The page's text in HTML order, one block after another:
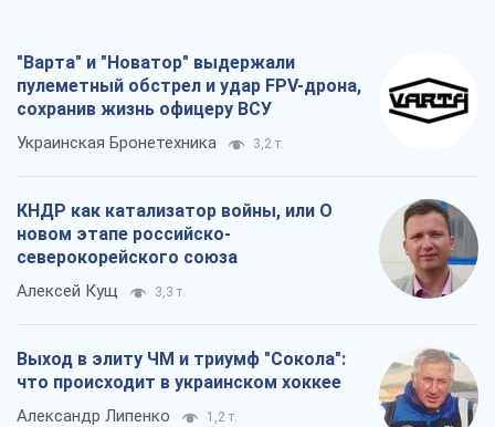
"Варта" и "Новатор" выдержали
пулеметный обстрел и удар FPV-дрона,
сохранив жизнь офицеру ВСУ
Украинская Бронетехника 3,2 т.
КНДР как катализатор войны, или О
новом этапе российско-
северокорейского союза
Алексей Кущ 3,3 т.
Выход в элиту ЧМ и триумф "Сокола":
что происходит в украинском хоккее
Александр Липенко 1,2 т.